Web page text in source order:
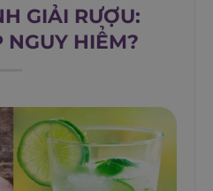
GIẢI RƯỢU:
NGUY HIỂM?